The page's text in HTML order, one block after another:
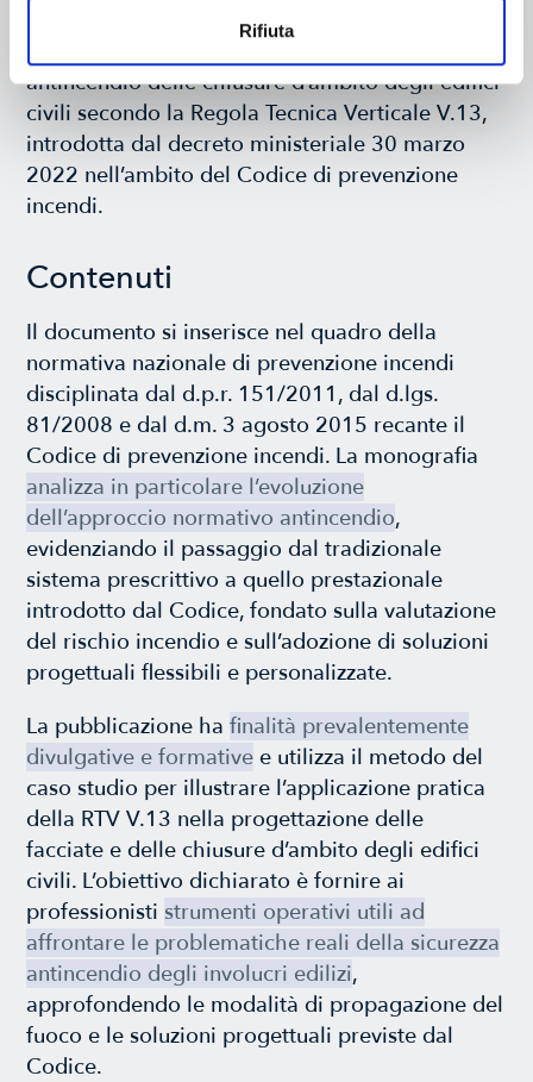
Rifiuta
Nazionale degli Ingegneri, con l’obiettivo di
antincendio delle chiusure d’ambito degli edifici
civili secondo la Regola Tecnica Verticale V.13,
introdotta dal decreto ministeriale 30 marzo
2022 nell’ambito del Codice di prevenzione
incendi.
Contenuti
Il documento si inserisce nel quadro della
normativa nazionale di prevenzione incendi
disciplinata dal d.p.r. 151/2011, dal d.lgs.
81/2008 e dal d.m. 3 agosto 2015 recante il
Codice di prevenzione incendi. La monografia
analizza in particolare l’evoluzione
dell’approccio normativo antincendio,
evidenziando il passaggio dal tradizionale
sistema prescrittivo a quello prestazionale
introdotto dal Codice, fondato sulla valutazione
del rischio incendio e sull’adozione di soluzioni
progettuali flessibili e personalizzate.
La pubblicazione hafinalità prevalentemente
divulgative e formative e utilizza il metodo del
caso studio per illustrare l’applicazione pratica
della RTV V.13 nella progettazione delle
facciate e delle chiusure d’ambito degli edifici
civili. L’obiettivo dichiarato è fornire ai
professionisti strumenti operativi utili ad
affrontare le problematiche reali della sicurezza
antincendio degli involucri edilizi,
approfondendo le modalità di propagazione del
fuoco e le soluzioni progettuali previste dal
Codice.